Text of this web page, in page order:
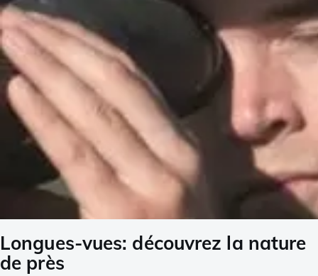
Longues-vues: découvrez la nature
de près